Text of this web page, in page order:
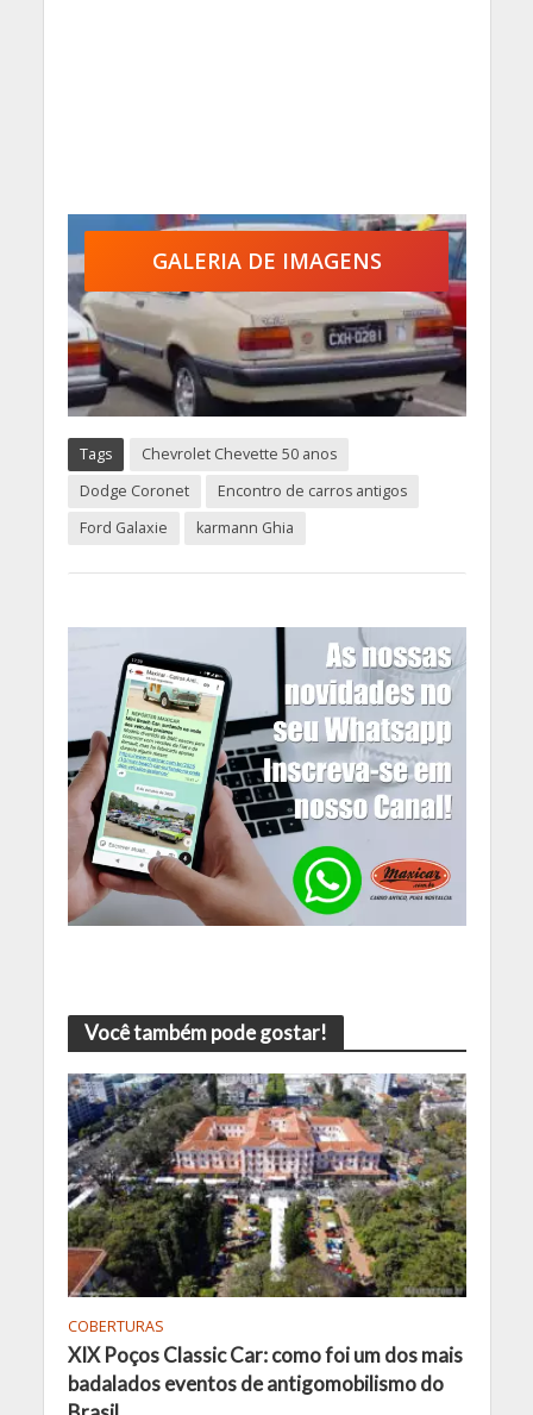
GALERIA DE IMAGENS
Tags
Chevrolet Chevette 50 anos
Dodge Coronet
Encontro de carros antigos
Ford Galaxie
karmann Ghia
Você também pode gostar!
COBERTURAS
XIX Poços Classic Car: como foi um dos mais
badalados eventos de antigomobilismo do